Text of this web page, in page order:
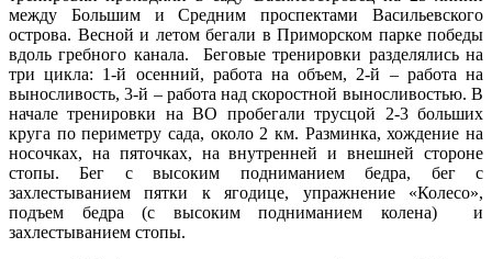
между Большим и Средним проспектами Васильевского
острова. Весной и летом бегали в Приморском парке победы
вдоль гребного канала. Беговые тренировки разделялись на
три цикла: 1-й осенний, работа на объем, 2-й – работа на
выносливость, 3-й – работа над скоростной выносливостью. В
начале тренировки на ВО пробегали трусцой 2-3 больших
круга по периметру сада, около 2 км. Разминка, хождение на
носочках, на пяточках, на внутренней и внешней стороне
стопы. Бег с высоким подниманием бедра, бег с
захлестыванием пятки к ягодице, упражнение «Колесо»,
подъем бедра (с высоким подниманием колена) и
захлестыванием стопы.